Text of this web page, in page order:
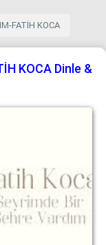
FATİH KOCA
KOCA Dinle &